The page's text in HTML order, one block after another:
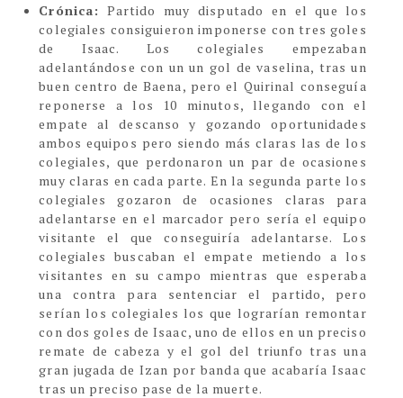
Crónica: Partido muy disputado en el que los
colegiales consiguieron imponerse con tres goles
de Isaac. Los colegiales empezaban
adelantándose con un un gol de vaselina, tras un
buen centro de Baena, pero el Quirinal conseguía
reponerse a los 10 minutos, llegando con el
empate al descanso y gozando oportunidades
ambos equipos pero siendo más claras las de los
colegiales, que perdonaron un par de ocasiones
muy claras en cada parte. En la segunda parte los
colegiales gozaron de ocasiones claras para
adelantarse en el marcador pero sería el equipo
visitante el que conseguiría adelantarse. Los
colegiales buscaban el empate metiendo a los
visitantes en su campo mientras que esperaba
una contra para sentenciar el partido, pero
serían los colegiales los que lograrían remontar
con dos goles de Isaac, uno de ellos en un preciso
remate de cabeza y el gol del triunfo tras una
gran jugada de Izan por banda que acabaría Isaac
tras un preciso pase de la muerte.